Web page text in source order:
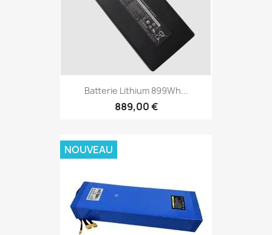
Batterie Lithium 899Wh...
889,00 €
NOUVEAU